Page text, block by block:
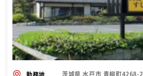
勤務地 茨城県 水戸市 青柳町4268-2